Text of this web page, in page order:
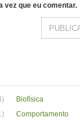
vez que eu comentar.
Biofísica
Comportamento